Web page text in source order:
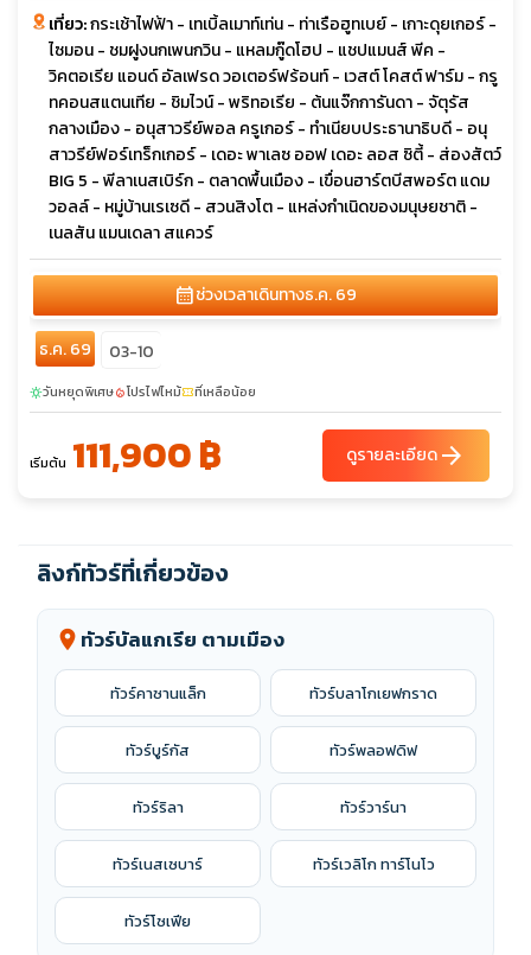
เที่ยว:กระเช้าไฟฟ้า - เทเบิ้ลเมาท์เท่น - ท่าเรือฮูทเบย์ - เกาะดุยเกอร์ -
ไซมอน - ชมฝูงนกเพนกวิน - แหลมกู๊ดโฮป - แชปแมนส์ พีค -
วิคตอเรีย แอนด์ อัลเฟรด วอเตอร์ฟร้อนท์ - เวสต์ โคสต์ ฟาร์ม - กรู
ทคอนสแตนเทีย - ชิมไวน์ - พริทอเรีย - ต้นแจ๊กการันดา - จัตุรัส
กลางเมือง - อนุสาวรีย์พอล ครูเกอร์ - ทำเนียบประธานาธิบดี - อนุ
สาวรีย์ฟอร์เทร็กเกอร์ - เดอะ พาเลซ ออฟ เดอะ ลอส ซิตี้ - ส่องสัตว์
BIG 5 - พีลาเนสเบิร์ก - ตลาดพื้นเมือง - เขื่อนฮาร์ตบีสพอร์ต แดม
วอลล์ - หมู่บ้านเรเซดี - สวนสิงโต - แหล่งกำเนิดของมนุษยชาติ -
เนลสัน แมนเดลา สแควร์
calendar_monthช่วงเวลาเดินทางธ.ค. 69
ธ.ค. 69 03-10
sunnyวันหยุดพิเศษlocal_fire_departmentโปรไฟไหม้confirmation_numberที่เหลือน้อย
เริ่มต้น 111,900 ฿ ดูรายละเอียดarrow_forward
ลิงก์ทัวร์ที่เกี่ยวข้อง
location_on ทัวร์บัลแกเรีย ตามเมือง
ทัวร์คาซานแล็ก ทัวร์บลาโกเยฟกราด
ทัวร์บูร์กัส ทัวร์พลอฟดิฟ
ทัวร์ริลา ทัวร์วาร์นา
ทัวร์เนสเซบาร์ ทัวร์เวลิโก ทาร์โนโว
ทัวร์โซเฟีย